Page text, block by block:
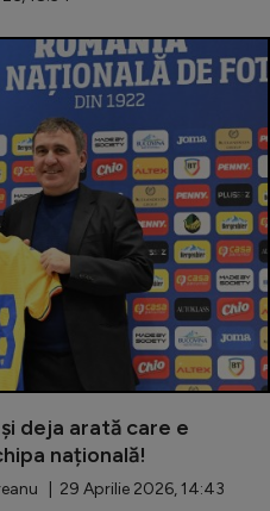
deja arată care e
națională!
| 29 Aprilie 2026, 14:43